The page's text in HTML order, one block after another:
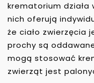
krematorium
nich oferują
że ciało zwierzęcia
prochy są
mogą stosować
zwierząt jest